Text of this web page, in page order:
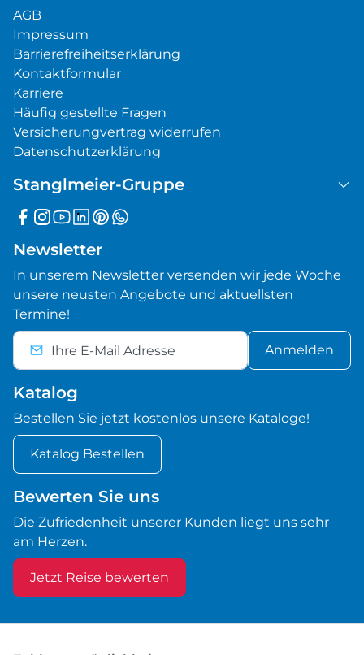
AGB
Impressum
Barrierefreiheitserklärung
Kontaktformular
Karriere
Häufig gestellte Fragen
Versicherungvertrag widerrufen
Datenschutzerklärung
Stanglmeier-Gruppe
Newsletter
In unserem Newsletter versenden wir jede Woche
unsere neusten Angebote und aktuellsten
Termine!
Anmelden
Katalog
Bestellen Sie jetzt kostenlos unsere Kataloge!
Katalog Bestellen
Bewerten Sie uns
Die Zufriedenheit unserer Kunden liegt uns sehr
am Herzen.
Jetzt Reise bewerten